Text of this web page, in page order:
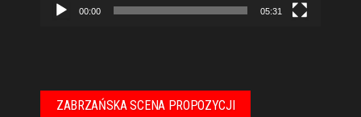
00:00 05:31
ZABRZAŃSKA SCENA PROPOZYCJI